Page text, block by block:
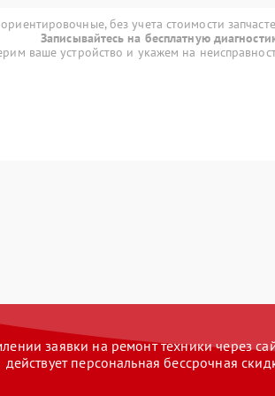
без учета стоимости
Записывайтесь на бесплатную
ваше устройство и укажем на
заявки на ремонт техники через
действует персональная бессрочная